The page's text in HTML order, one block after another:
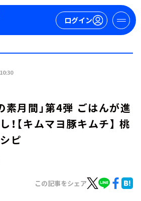
ログイン
10:30
素月間」第4弾 ごはんが進
！【キムマヨ豚キムチ】 桃
ピ
この記事をシェア